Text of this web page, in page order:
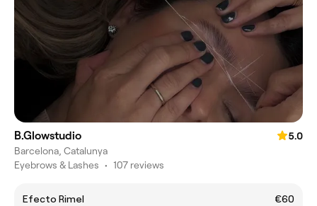
B.Glowstudio
5.0
Barcelona, Catalunya
Eyebrows & Lashes • 107 reviews
Efecto Rimel
€60